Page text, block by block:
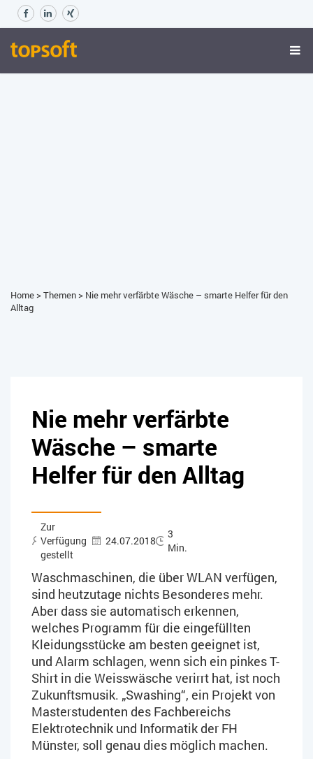
Home>Themen> Nie mehr verfärbte Wäsche – smarte Helfer für den
Alltag
Nie mehr verfärbte
Wäsche – smarte
Helfer für den Alltag
Zur
Verfügung
gestellt
24.07.2018
3
Min.
Waschmaschinen, die über WLAN verfügen,
sind heutzutage nichts Besonderes mehr.
Aber dass sie automatisch erkennen,
welches Programm für die eingefüllten
Kleidungsstücke am besten geeignet ist,
und Alarm schlagen, wenn sich ein pinkes T-
Shirt in die Weisswäsche verirrt hat, ist noch
Zukunftsmusik. „Swashing“, ein Projekt von
Masterstudenten des Fachbereichs
Elektrotechnik und Informatik der FH
Münster, soll genau dies möglich machen.